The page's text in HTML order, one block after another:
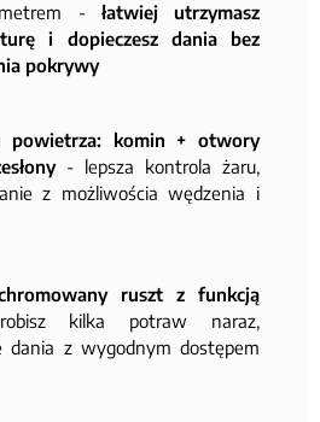
- łatwiej utrzymasz
i dopieczesz dania bez
pokrywy
powietrza: komin + otwory
- lepsza kontrola żaru,
z możliwościa wędzenia i
ruszt z funkcją
kilka potraw naraz,
dania z wygodnym dostępem